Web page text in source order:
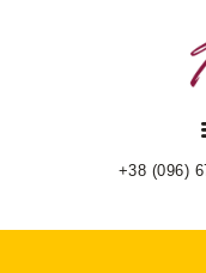
+38 (096)
Типи